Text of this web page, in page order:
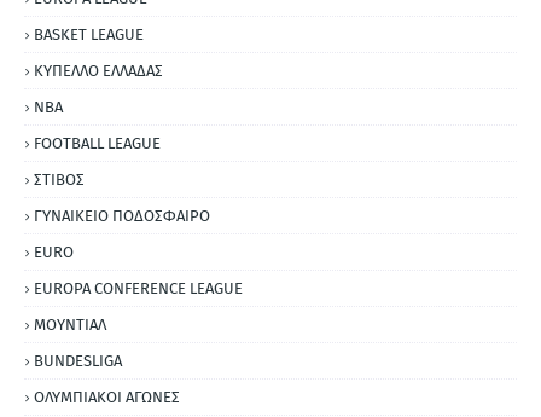
BASKET LEAGUE
ΚΥΠΕΛΛΟ ΕΛΛΑΔΑΣ
NBA
FOOTBALL LEAGUE
ΣΤΙΒΟΣ
ΓΥΝΑΙΚΕΙΟ ΠΟΔΟΣΦΑΙΡΟ
EURO
EUROPA CONFERENCE LEAGUE
ΜΟΥΝΤΙΑΛ
BUNDESLIGA
ΟΛΥΜΠΙΑΚΟΙ ΑΓΩΝΕΣ